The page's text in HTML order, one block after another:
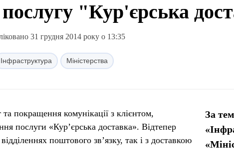
"Кур'єрська
31 грудня 2014 року о 13:35
Інфраструктура Міністерства
послуги «Кур’єрська доставка». Відтепер
поштового зв’язку, так і з доставкою
За